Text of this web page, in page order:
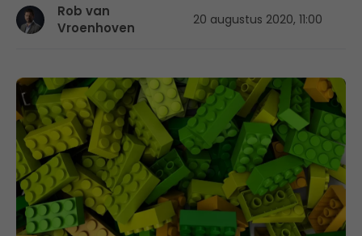
Rob van
Vroenhoven
20 augustus 2020, 11:00